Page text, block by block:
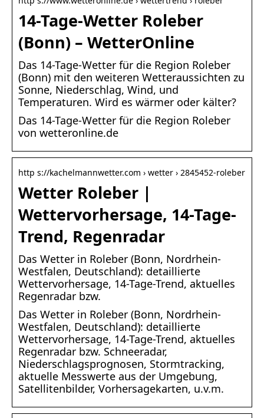
14-Tage-Wetter Roleber
(Bonn) – WetterOnline
Das 14-Tage-Wetter für die Region Roleber
(Bonn) mit den weiteren Wetteraussichten zu
Sonne, Niederschlag, Wind, und
Temperaturen. Wird es wärmer oder kälter?
Das 14-Tage-Wetter für die Region Roleber
von wetteronline.de
http s://kachelmannwetter.com › wetter › 2845452-roleber
Wetter Roleber |
Wettervorhersage, 14-Tage-
Trend, Regenradar
Das Wetter in Roleber (Bonn, Nordrhein-
Westfalen, Deutschland): detaillierte
Wettervorhersage, 14-Tage-Trend, aktuelles
Regenradar bzw.
Das Wetter in Roleber (Bonn, Nordrhein-
Westfalen, Deutschland): detaillierte
Wettervorhersage, 14-Tage-Trend, aktuelles
Regenradar bzw. Schneeradar,
Niederschlagsprognosen, Stormtracking,
aktuelle Messwerte aus der Umgebung,
Satellitenbilder, Vorhersagekarten, u.v.m.